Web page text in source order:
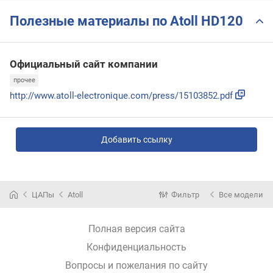
Полезные материалы по Atoll HD120
Официальный сайт компании
прочее
http://www.atoll-electronique.com/press/15103852.pdf
Добавить ссылку
ЦАПы Atoll Фильтр Все модели
Полная версия сайта
Конфиденциальность
Вопросы и пожелания по сайту